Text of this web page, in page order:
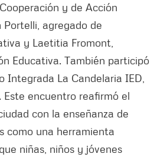
y de Acción
agregado de
y Laetitia Fromont,
Educativa. También participó
Integrada La Candelaria IED,
Este encuentro reafirmó el
con la enseñanza de
como una herramienta
niñas, niños y jóvenes